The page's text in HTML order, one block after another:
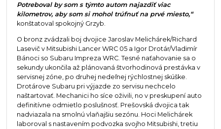
Potreboval by som s týmto autom najazdiť viac
kilometrov, aby som si mohol trúfnuť na prvé miesto,“
konštatoval spokojný Grzyb.
O bronz zvádzali boj dvojice Jaroslav Melichárek/Richard
Lasevič v Mitsubishi Lancer WRC 05 a Igor Drotár/Vladimír
Bánoci so Subaru Impreza WRC. Tesné naťahovanie sa o
sekundy ukončila až plánovaná štvorhodinová prestávka v
servisnej zóne, po druhej nedeľnej rýchlostnej skúške.
Drotárove Subaru pri výjazde zo servisu nechcelo
naštartovať. Mechanici ho síce oživili, no v preskupení auto
definitívne odmietlo poslušnosť. Prešovská dvojica tak
nadviazala na smolnú vlaňajšiu sezónu. Hoci Melichárek
laboroval s nastavením podvozka svojho Mitsubishi, tretiu